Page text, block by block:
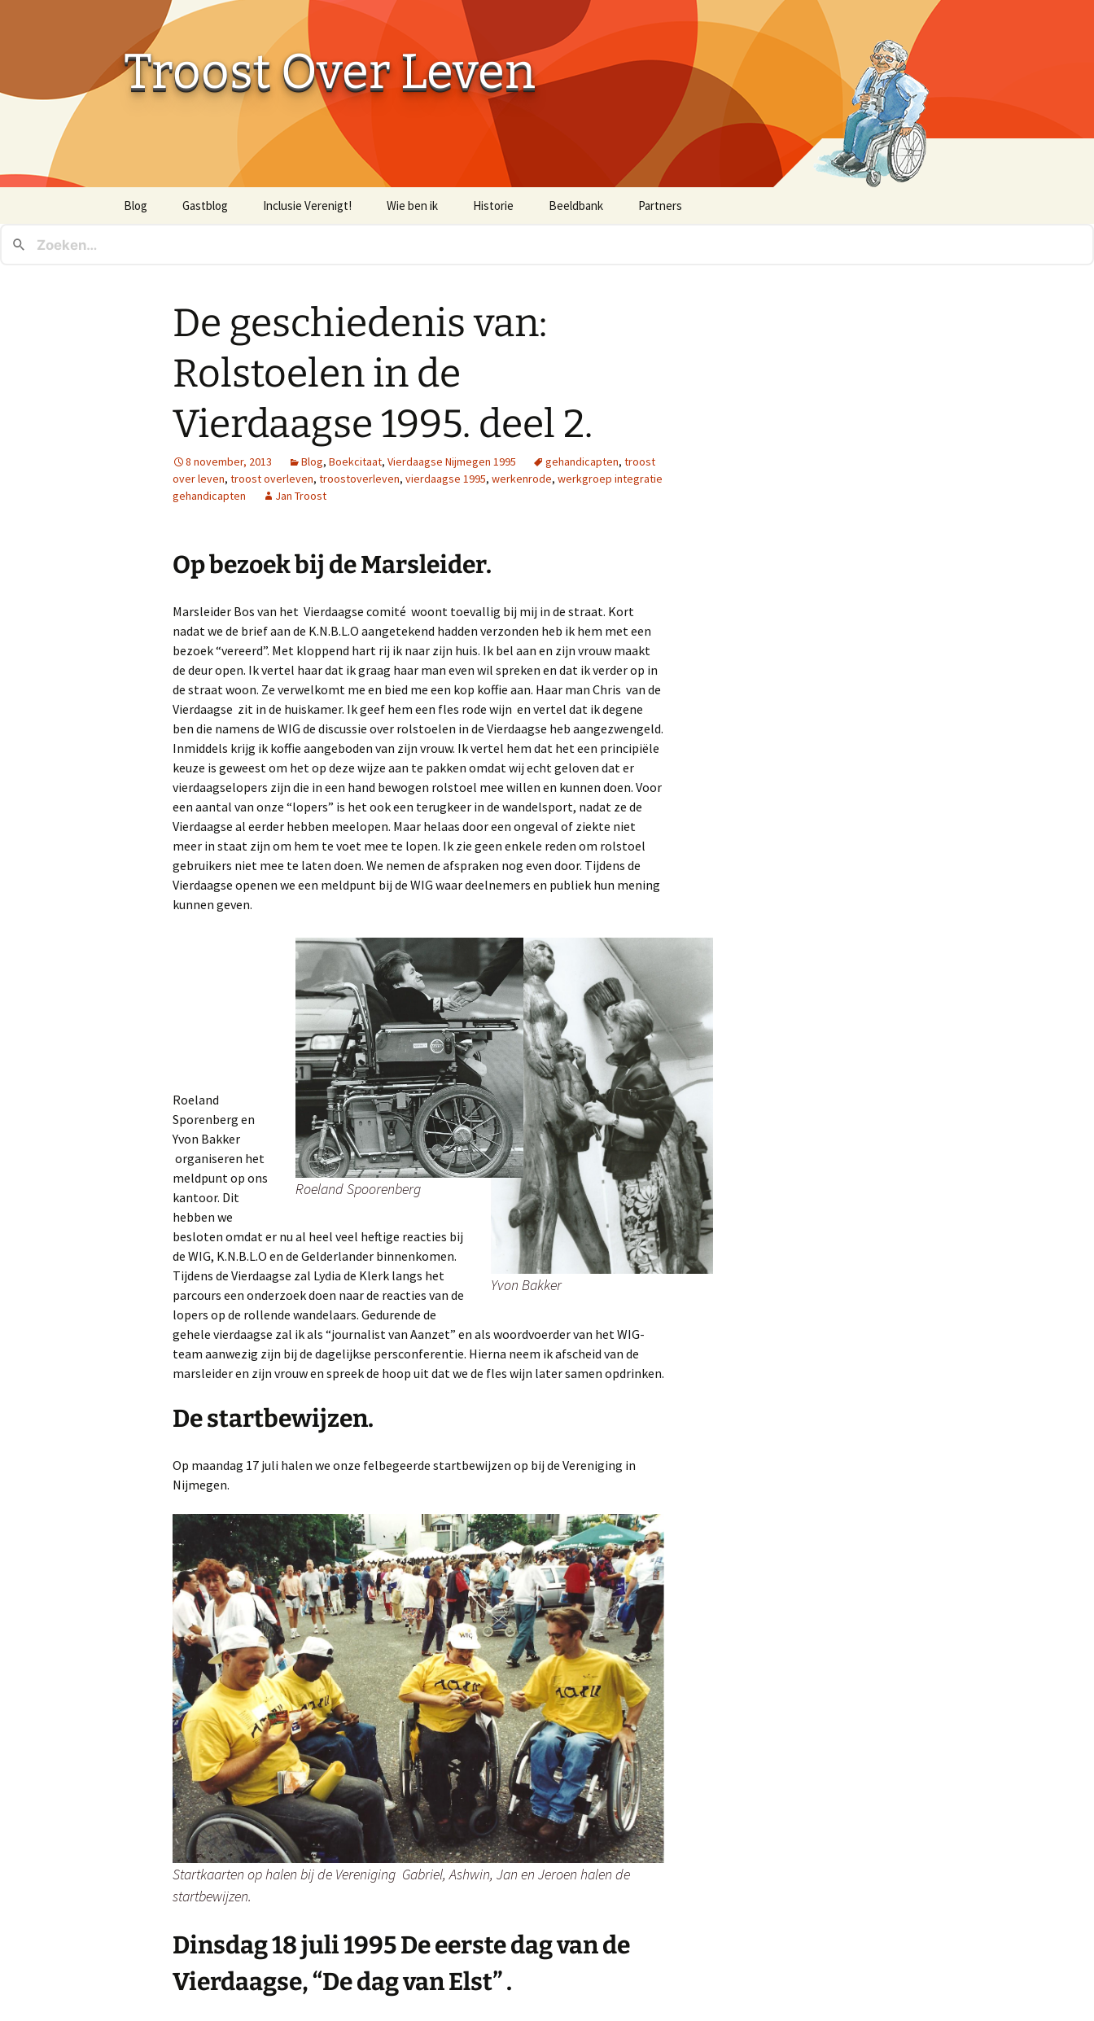
Troost Over Leven
Blog Gastblog Inclusie Verenigt! Wie ben ik Historie Beeldbank Partners
De geschiedenis van:
Rolstoelen in de
Vierdaagse 1995. deel 2.
8 november, 2013 Blog, Boekcitaat, Vierdaagse Nijmegen 1995 gehandicapten, troost
over leven, troost overleven, troostoverleven, vierdaagse 1995, werkenrode, werkgroep integratie
gehandicapten
Jan Troost
Op bezoek bij de Marsleider.
Marsleider Bos van het Vierdaagse comité woont toevallig bij mij in de straat. Kort
nadat we de brief aan de K.N.B.L.O aangetekend hadden verzonden heb ik hem met een
bezoek “vereerd”. Met kloppend hart rij ik naar zijn huis. Ik bel aan en zijn vrouw maakt
de deur open. Ik vertel haar dat ik graag haar man even wil spreken en dat ik verder op in
de straat woon. Ze verwelkomt me en bied me een kop koffie aan. Haar man Chris van de
Vierdaagse zit in de huiskamer. Ik geef hem een fles rode wijn en vertel dat ik degene
ben die namens de WIG de discussie over rolstoelen in de Vierdaagse heb aangezwengeld.
Inmiddels krijg ik koffie aangeboden van zijn vrouw. Ik vertel hem dat het een principiële
keuze is geweest om het op deze wijze aan te pakken omdat wij echt geloven dat er
vierdaagselopers zijn die in een hand bewogen rolstoel mee willen en kunnen doen. Voor
een aantal van onze “lopers” is het ook een terugkeer in de wandelsport, nadat ze de
Vierdaagse al eerder hebben meelopen. Maar helaas door een ongeval of ziekte niet
meer in staat zijn om hem te voet mee te lopen. Ik zie geen enkele reden om rolstoel
gebruikers niet mee te laten doen. We nemen de afspraken nog even door. Tijdens de
Vierdaagse openen we een meldpunt bij de WIG waar deelnemers en publiek hun mening
kunnen geven.
Yvon Bakker
Roeland Spoorenberg
Roeland
Sporenberg en
Yvon Bakker
organiseren het
meldpunt op ons
kantoor. Dit
hebben we
besloten omdat er nu al heel veel heftige reacties bij
de WIG, K.N.B.L.O en de Gelderlander binnenkomen.
Tijdens de Vierdaagse zal Lydia de Klerk langs het
parcours een onderzoek doen naar de reacties van de
lopers op de rollende wandelaars. Gedurende de
gehele vierdaagse zal ik als “journalist van Aanzet” en als woordvoerder van het WIG-
team aanwezig zijn bij de dagelijkse persconferentie. Hierna neem ik afscheid van de
marsleider en zijn vrouw en spreek de hoop uit dat we de fles wijn later samen opdrinken.
De startbewijzen.
Op maandag 17 juli halen we onze felbegeerde startbewijzen op bij de Vereniging in
Nijmegen.
Startkaarten op halen bij de Vereniging Gabriel, Ashwin, Jan en Jeroen halen de
startbewijzen.
Dinsdag 18 juli 1995De eerste dag van de
Vierdaagse, “De dag van Elst” .